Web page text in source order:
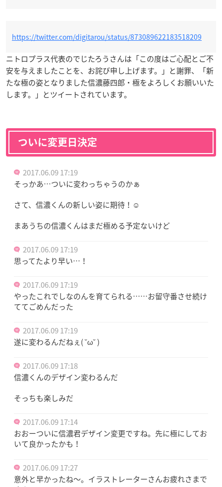
https://twitter.com/digitarou/status/873089622183518209
ニトロプラス代表のでじたろうさんは「この度はご心配とご不
安を与えましたことを、お詫び申し上げます。」と謝罪、「新
たな極の姿となりました信濃藤四郎・極をよろしくお願いいた
します。」とツイートされています。
ついに変更日決定
2017.06.09 17:19
そっかあ…ついに変わっちゃうのかぁ
さて、信濃くんの新しい姿に期待！☺️
まあうちの信濃くんはまだ極める予定ないけど
2017.06.09 17:19
思ってたより早い…！
2017.06.09 17:19
やったこれでしなのんを育てられる……お留守番させ続け
ててごめんだった
2017.06.09 17:19
遂に変わるんだねぇ( ˘ω˘ )
2017.06.09 17:18
信濃くんのデザイン変わるんだ
そっちも楽しみだ
2017.06.09 17:14
おおーついに信濃君デザイン変更ですね。先に極にしてお
いて良かったかも！
2017.06.09 17:27
意外と早かったね～。イラストレーターさんお疲れさまで